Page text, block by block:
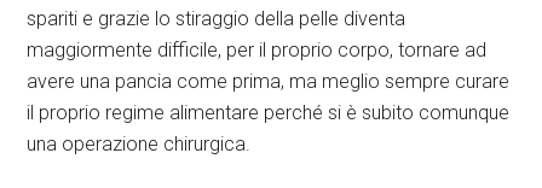
spariti e grazie lo stiraggio della pelle diventa
maggiormente difficile, per il proprio corpo, tornare ad
avere una pancia come prima, ma meglio sempre curare
il proprio regime alimentare perché si è subito comunque
una operazione chirurgica.